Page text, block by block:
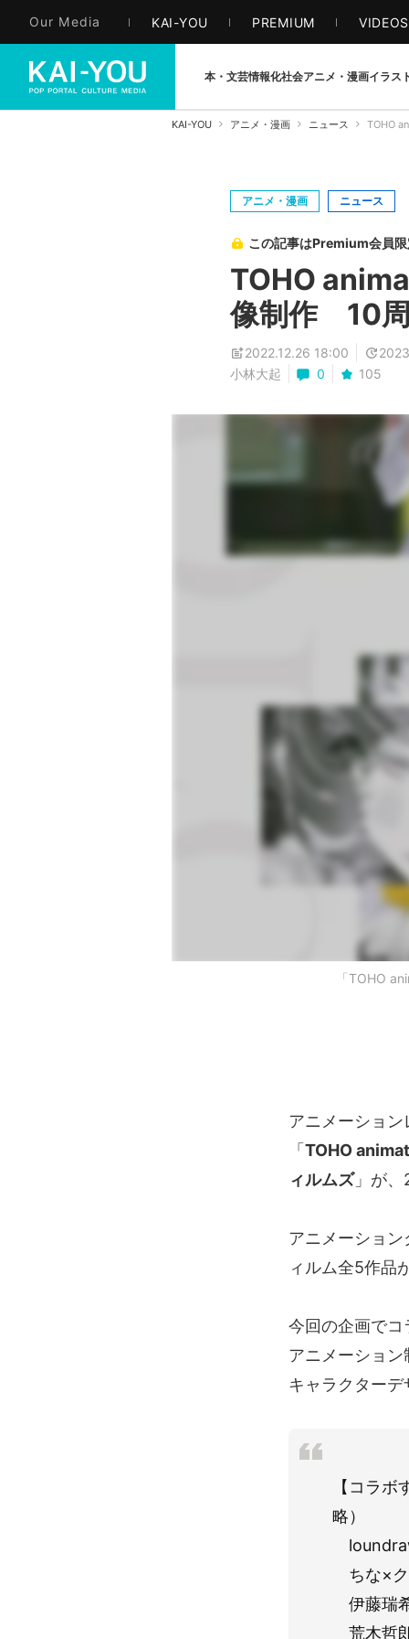
Our Media KAI-YOU PREMIUM VIDEOS
本・文芸情報化社会アニメ・漫画イラス
KAI-YOU アニメ・漫画 ニュース TOHO
アニメ・漫画 ニュース
この記事はPremium会員
TOHO
像制作 10
2022.12.26 18:00
小林大起
0 105
「TOHO
アニメーション
「 TOHO
ィルムズ」が、
アニメーショ
ィルム全5作品
今回の企画で
アニメーション
キャラクター
【コラ
略）
ちな×ク
伊藤瑞
荒木哲